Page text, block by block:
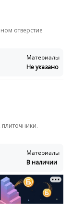
отверстие
Материалы
Не указано
Материалы
В наличии